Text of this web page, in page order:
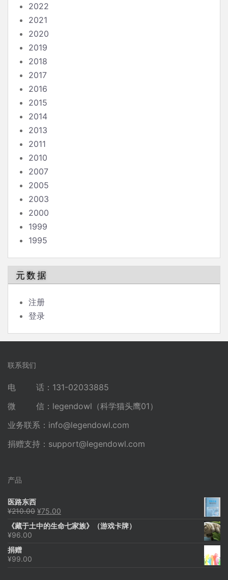
2022
2021
2020
2019
2018
2017
2016
2015
2014
2013
2011
2010
2007
2005
2003
2000
1999
1995
元数据
注册
登录
联系我们
电 话：131-02033885
微 信：legendowl（科学猫头鹰01）
业务联系： info@legendowl.com
捐赠支持： support@legendowl.com
产品
医路东西
¥210.00 原
为：
¥75.00
价
《藏于土中的生命七家族》（游戏卡牌）
¥96.00
捐赠
¥99.00